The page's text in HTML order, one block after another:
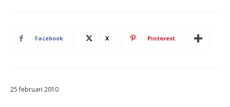
Facebook X Pinterest
25 februari 2010